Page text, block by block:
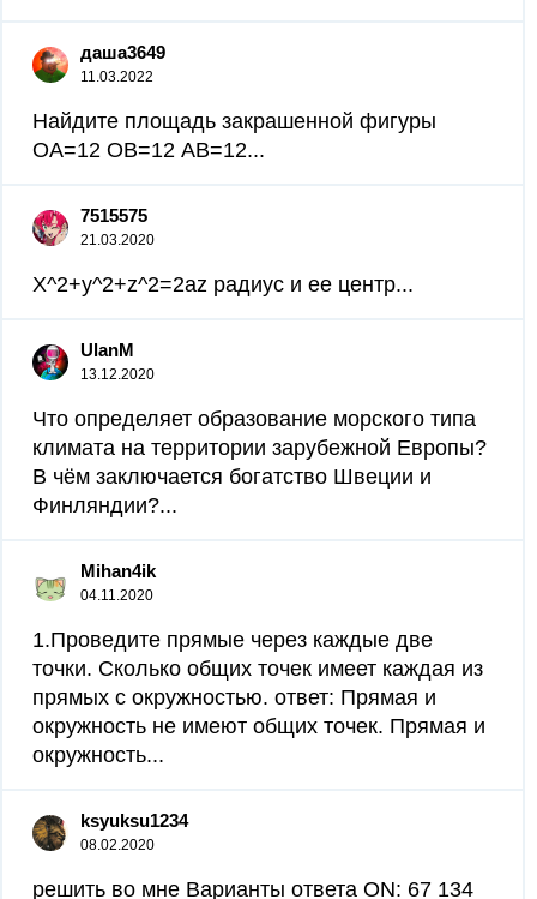
даша3649
11.03.2022
Найдите площадь закрашенной фигуры
ОА=12 ОВ=12 АВ=12...
7515575
21.03.2020
X^2+y^2+z^2=2az радиус и ее центр...
UlanM
13.12.2020
Что определяет образование морского типа
климата на территории зарубежной Европы?
В чём заключается богатство Швеции и
Финляндии?...
Mihan4ik
04.11.2020
1.Проведите прямые через каждые две
точки. Сколько общих точек имеет каждая из
прямых с окружностью. ответ: Прямая и
окружность не имеют общих точек. Прямая и
окружность...
ksyuksu1234
08.02.2020
решить во мне Варианты ответа ON: 67 134